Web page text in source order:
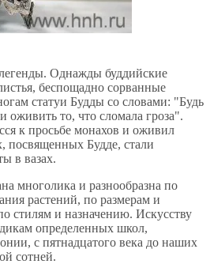
Однажды буддийские
беспощадно сорванные
статуи Будды со словами: "Будь
оживить то, что сломала гроза".
к просьбе монахов и оживил
посвященных Будде, стали
в вазах.
многолика и разнообразна по
растений, по размерам и
стилям и назначению. Искусству
определенных школ,
с пятнадцатого века до наших
сотней.